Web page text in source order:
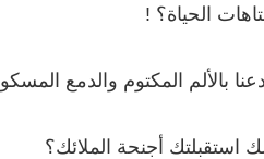
الحياة؟ !
بالألم المكتوم والدمع
استقبلتك أجنحة الملائك؟